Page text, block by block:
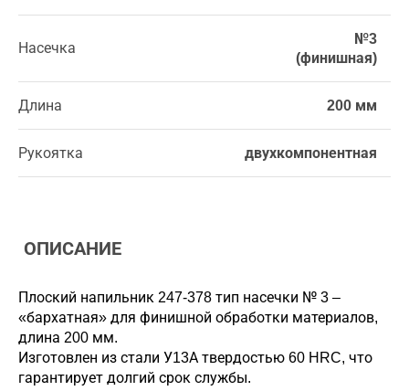
Насечка
№3
(финишная)
Длина 200 мм
Рукоятка двухкомпонентная
ОПИСАНИЕ
Плоский напильник 247-378 тип насечки № 3 –
«бархатная» для финишной обработки материалов,
длина 200 мм.
Изготовлен из стали У13А твердостью 60 HRC, что
гарантирует долгий срок службы.